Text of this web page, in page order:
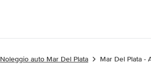
Noleggio auto Mar Del Plata Mar Del Plata -